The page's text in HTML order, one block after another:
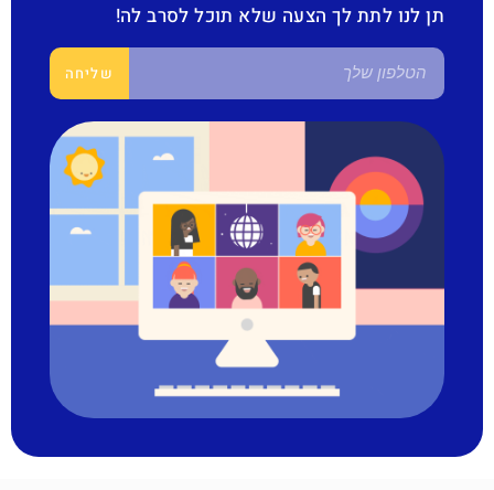
תן לנו לתת לך הצעה שלא תוכל לסרב לה!
שליחה